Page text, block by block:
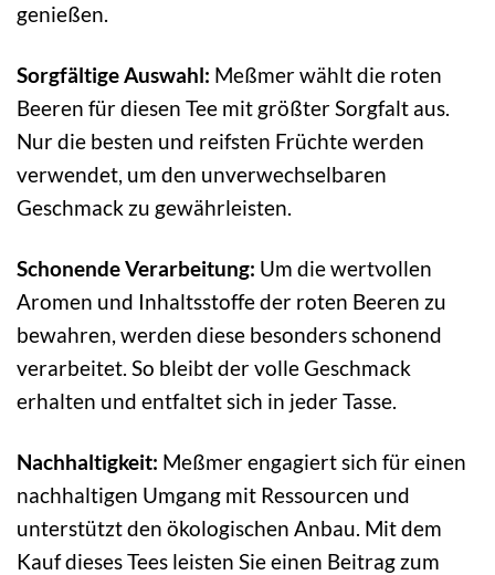
genießen.
Sorgfältige Auswahl: Meßmer wählt die roten
Beeren für diesen Tee mit größter Sorgfalt aus.
Nur die besten und reifsten Früchte werden
verwendet, um den unverwechselbaren
Geschmack zu gewährleisten.
Schonende Verarbeitung: Um die wertvollen
Aromen und Inhaltsstoffe der roten Beeren zu
bewahren, werden diese besonders schonend
verarbeitet. So bleibt der volle Geschmack
erhalten und entfaltet sich in jeder Tasse.
Nachhaltigkeit: Meßmer engagiert sich für einen
nachhaltigen Umgang mit Ressourcen und
unterstützt den ökologischen Anbau. Mit dem
Kauf dieses Tees leisten Sie einen Beitrag zum